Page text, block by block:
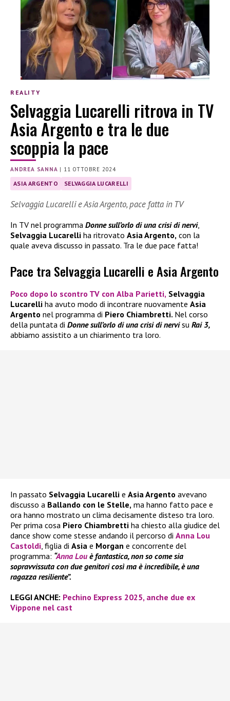
REALITY
Selvaggia Lucarelli ritrova in TV
Asia Argento e tra le due
scoppia la pace
ANDREA SANNA | 11 OTTOBRE 2024
ASIA ARGENTO SELVAGGIA LUCARELLI
Selvaggia Lucarelli e Asia Argento, pace fatta in TV
In TV nel programma Donne sull’orlo di una crisi di nervi,
Selvaggia Lucarelli ha ritrovato Asia Argento, con la
quale aveva discusso in passato. Tra le due pace fatta!
Pace tra Selvaggia Lucarelli e Asia Argento
Poco dopo lo scontro TV con Alba Parietti, Selvaggia
Lucarelli ha avuto modo di incontrare nuovamente Asia
Argento nel programma di Piero Chiambretti. Nel corso
della puntata di Donne sull’orlo di una crisi di nervisu Rai 3,
abbiamo assistito a un chiarimento tra loro.
In passato Selvaggia Lucarelli e Asia Argento avevano
discusso a Ballando con le Stelle, ma hanno fatto pace e
ora hanno mostrato un clima decisamente disteso tra loro.
Per prima cosa Piero Chiambretti ha chiesto alla giudice del
dance show come stesse andando il percorso di Anna Lou
Castoldi, figlia di Asia e Morgan e concorrente del
programma: “Anna Lou è fantastica, non so come sia
sopravvissuta con due genitori così ma è incredibile, è una
ragazza resiliente”.
LEGGI ANCHE: Pechino Express 2025, anche due ex
Vippone nel cast